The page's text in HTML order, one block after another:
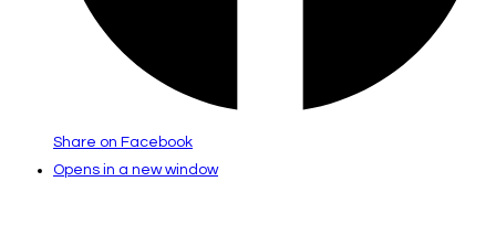
Share on Facebook
Opens in a new window